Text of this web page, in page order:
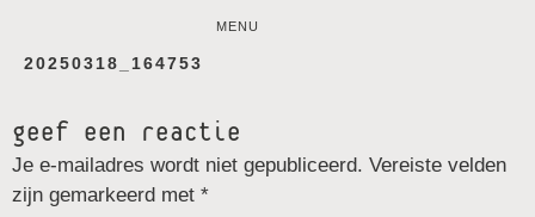
MENU
20250318_164753
geef een reactie
Je e-mailadres wordt niet gepubliceerd. Vereiste velden
zijn gemarkeerd met *